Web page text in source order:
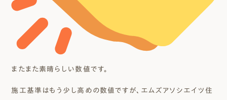
またまた素晴らしい数値です。
施工基準はもう少し高めの数値ですが、エムズアソシエイツ住